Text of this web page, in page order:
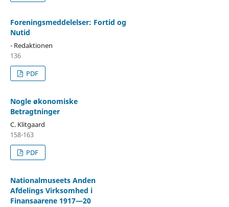
Foreningsmeddelelser: Fortid og
Nutid
- Redaktionen
136
PDF
Nogle økonomiske
Betragtninger
C. Klitgaard
158-163
PDF
Nationalmuseets Anden
Afdelings Virksomhed i
Finansaarene 1917—20